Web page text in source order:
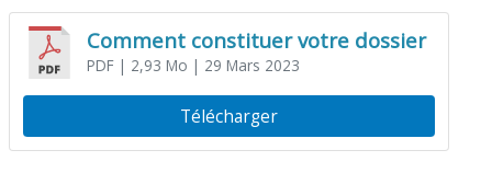
Comment constituer votre dossier
PDF| 2,93 Mo | 29 Mars 2023
Télécharger